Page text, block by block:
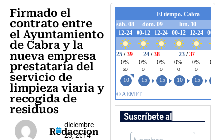
Firmado el
contrato entre
el Ayuntamiento
de Cabra y la
nueva empresa
prestataria del
servicio de
limpieza viaria y
recogida de
residuos
Redaccion
diciembre
23, 2014
Suscríbete al boletín